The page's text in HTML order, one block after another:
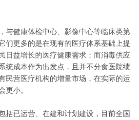
与健康体检中心、影像中心等临床类第
们更多的是在现有的医疗体系基础上提
日益增长的医疗健康需求；而消毒供应
统成本作为出发点，且并不分食医院绩
民营医疗机构的增量市场，在实际的运
更小。
括已运营、在建和计划建设，目前全国